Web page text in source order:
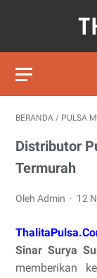
BERANDA / PULSA
Distributor
Termurah
Oleh Admin 12
Sinar Surya
memberikan